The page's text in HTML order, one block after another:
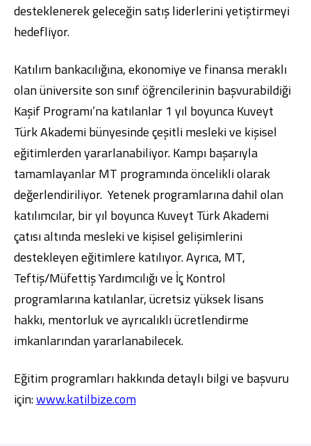
desteklenerek geleceğin satış liderlerini yetiştirmeyi
hedefliyor.
Katılım bankacılığına, ekonomiye ve finansa meraklı
olan üniversite son sınıf öğrencilerinin başvurabildiği
Kaşif Programı’na katılanlar 1 yıl boyunca Kuveyt
Türk Akademi bünyesinde çeşitli mesleki ve kişisel
eğitimlerden yararlanabiliyor. Kampı başarıyla
tamamlayanlar MT programında öncelikli olarak
değerlendiriliyor. Yetenek programlarına dahil olan
katılımcılar, bir yıl boyunca Kuveyt Türk Akademi
çatısı altında mesleki ve kişisel gelişimlerini
destekleyen eğitimlere katılıyor. Ayrıca, MT,
Teftiş/Müfettiş Yardımcılığı ve İç Kontrol
programlarına katılanlar, ücretsiz yüksek lisans
hakkı, mentorluk ve ayrıcalıklı ücretlendirme
imkanlarından yararlanabilecek.
Eğitim programları hakkında detaylı bilgi ve başvuru
için:www.katilbize.com